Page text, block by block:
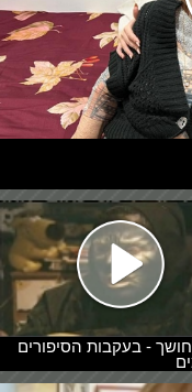
- בעקבות הסיפורים